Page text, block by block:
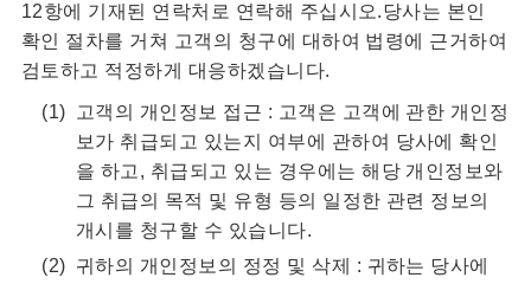
12항에 기재된 연락처로 연락해 주십시오.당사는 본인
확인 절차를 거쳐 고객의 청구에 대하여 법령에 근거하여
검토하고 적정하게 대응하겠습니다.
고객의 개인정보 접근 : 고객은 고객에 관한 개인정
보가 취급되고 있는지 여부에 관하여 당사에 확인
을 하고, 취급되고 있는 경우에는 해당 개인정보와
그 취급의 목적 및 유형 등의 일정한 관련 정보의
개시를 청구할 수 있습니다.
귀하의 개인정보의 정정 및 삭제 : 귀하는 당사에